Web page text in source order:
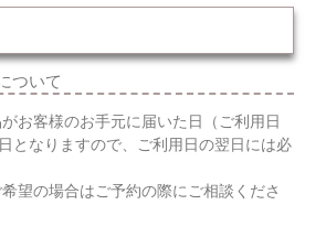
ついて
お客様のお手元に届いた日（ご利用日
となりますので、ご利用日の翌日には必
望の場合はご予約の際にご相談くださ